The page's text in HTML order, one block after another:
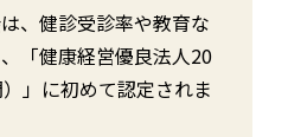
、健診受診率や教育な
「健康経営優良法人20
」に初めて認定されま